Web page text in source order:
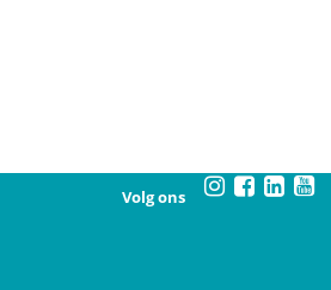
Volg ons